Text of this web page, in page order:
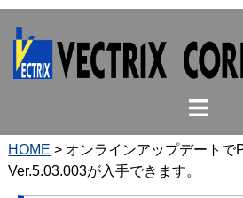
ス
キ
ト
ル
HOME > オンラインアップデートで
Ver.5.03.003が入手できます。